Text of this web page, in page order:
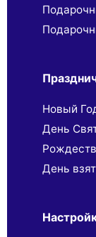
Новый
День
День